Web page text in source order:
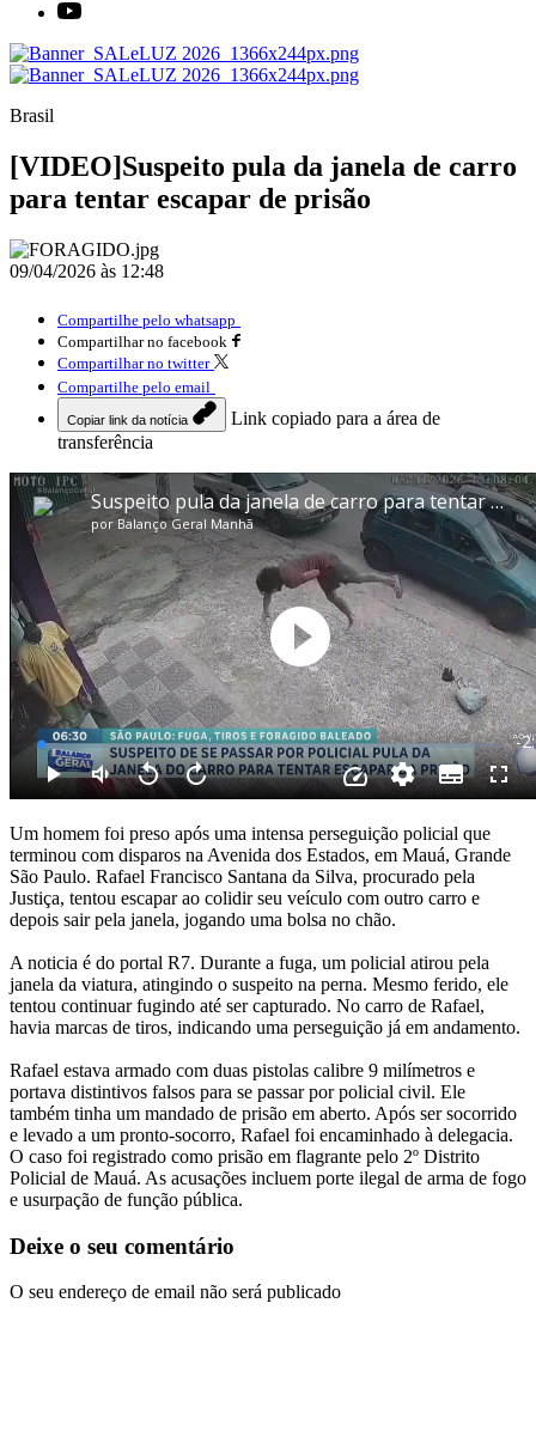
Brasil
[VIDEO]Suspeito pula da janela de carro
para tentar escapar de prisão
09/04/2026 às 12:48
Compartilhe pelo whatsapp
Compartilhar no facebook
Compartilhar no twitter
Compartilhe pelo email
Copiar link da notícia
Link copiado para a área de
transferência
Um homem foi preso após uma intensa perseguição policial que
terminou com disparos na Avenida dos Estados, em Mauá, Grande
São Paulo. Rafael Francisco Santana da Silva, procurado pela
Justiça, tentou escapar ao colidir seu veículo com outro carro e
depois sair pela janela, jogando uma bolsa no chão.
A noticia é do portal R7. Durante a fuga, um policial atirou pela
janela da viatura, atingindo o suspeito na perna. Mesmo ferido, ele
tentou continuar fugindo até ser capturado. No carro de Rafael,
havia marcas de tiros, indicando uma perseguição já em andamento.
Rafael estava armado com duas pistolas calibre 9 milímetros e
portava distintivos falsos para se passar por policial civil. Ele
também tinha um mandado de prisão em aberto. Após ser socorrido
e levado a um pronto-socorro, Rafael foi encaminhado à delegacia.
O caso foi registrado como prisão em flagrante pelo 2º Distrito
Policial de Mauá. As acusações incluem porte ilegal de arma de fogo
e usurpação de função pública.
Deixe o seu comentário
O seu endereço de email não será publicado